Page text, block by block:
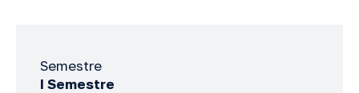
Semestre
I Semestre